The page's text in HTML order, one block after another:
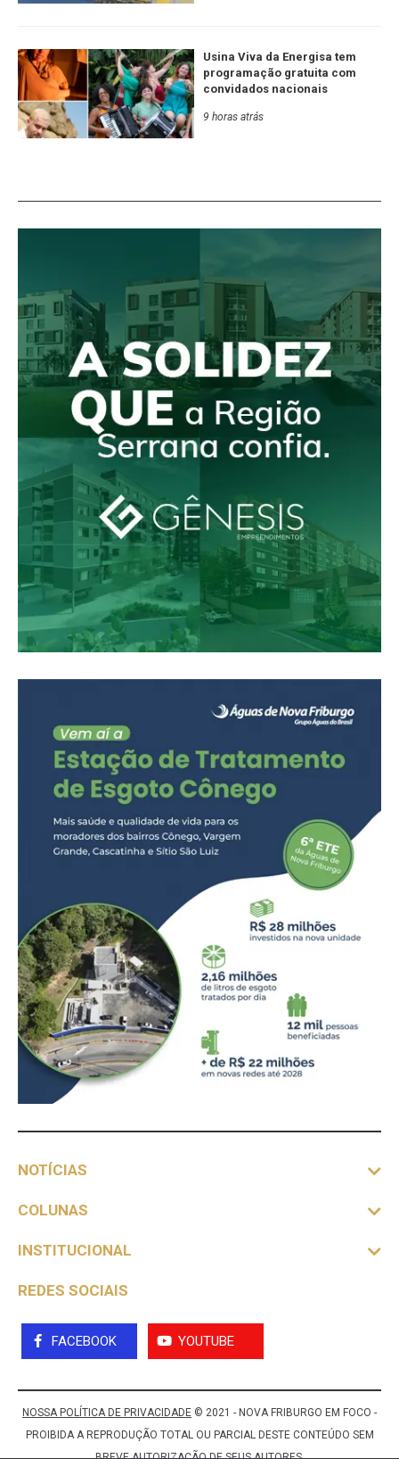
Usina Viva da Energisa tem
programação gratuita com
convidados nacionais
9 horas atrás
NOTÍCIAS
COLUNAS
INSTITUCIONAL
REDES SOCIAIS
FACEBOOK YOUTUBE
NOSSA POLÍTICA DE PRIVACIDADE © 2021 - NOVA FRIBURGO EM FOCO -
PROIBIDA A REPRODUÇÃO TOTAL OU PARCIAL DESTE CONTEÚDO SEM